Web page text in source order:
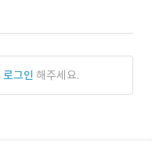
로그인 해주세요.